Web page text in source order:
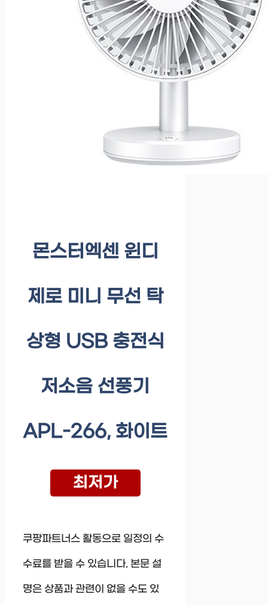
몬스터엑센 윈디
제로 미니 무선 탁
상형 USB 충전식
저소음 선풍기
APL-266, 화이트
최저가
쿠팡파트너스 활동으로 일정의 수
수료를 받을 수 있습니다. 본문 설
명은 상품과 관련이 없을 수도 있